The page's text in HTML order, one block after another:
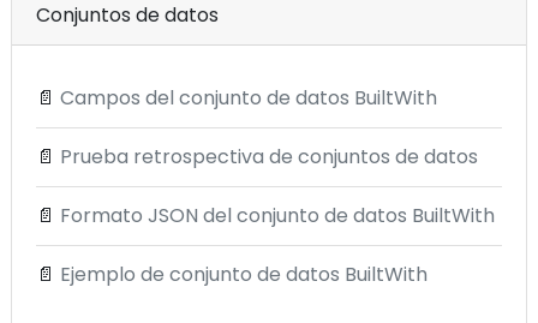
Conjuntos de datos
📄 Campos del conjunto de datos BuiltWith
📄 Prueba retrospectiva de conjuntos de datos
📄 Formato JSON del conjunto de datos BuiltWith
📄 Ejemplo de conjunto de datos BuiltWith